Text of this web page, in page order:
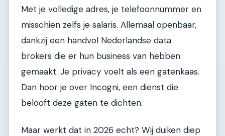
Met je volledige adres, je telefoonnummer en
misschien zelfs je salaris. Allemaal openbaar,
dankzij een handvol Nederlandse data
brokers die er hun business van hebben
gemaakt. Je privacy voelt als een gatenkaas.
Dan hoor je over Incogni, een dienst die
belooft deze gaten te dichten.
Maar werkt dat in 2026 echt? Wij duiken diep